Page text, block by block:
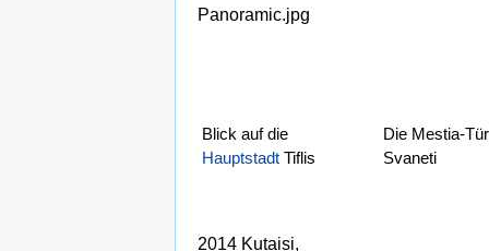
Panoramic.jpg
Blick auf die
Hauptstadt Tiflis
Die Mestia-
Svaneti
2014 Kutaisi,